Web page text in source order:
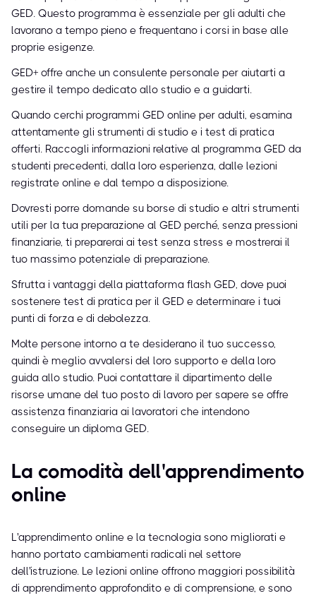
GED. Questo programma è essenziale per gli adulti che
lavorano a tempo pieno e frequentano i corsi in base alle
proprie esigenze.
GED+ offre anche un consulente personale per aiutarti a
gestire il tempo dedicato allo studio e a guidarti.
Quando cerchi programmi GED online per adulti, esamina
attentamente gli strumenti di studio e i test di pratica
offerti. Raccogli informazioni relative al programma GED da
studenti precedenti, dalla loro esperienza, dalle lezioni
registrate online e dal tempo a disposizione.
Dovresti porre domande su borse di studio e altri strumenti
utili per la tua preparazione al GED perché, senza pressioni
finanziarie, ti preparerai ai test senza stress e mostrerai il
tuo massimo potenziale di preparazione.
Sfrutta i vantaggi della piattaforma flash GED, dove puoi
sostenere test di pratica per il GED e determinare i tuoi
punti di forza e di debolezza.
Molte persone intorno a te desiderano il tuo successo,
quindi è meglio avvalersi del loro supporto e della loro
guida allo studio. Puoi contattare il dipartimento delle
risorse umane del tuo posto di lavoro per sapere se offre
assistenza finanziaria ai lavoratori che intendono
conseguire un diploma GED.
La comodità dell'apprendimento
online
L'apprendimento online e la tecnologia sono migliorati e
hanno portato cambiamenti radicali nel settore
dell'istruzione. Le lezioni online offrono maggiori possibilità
di apprendimento approfondito e di comprensione, e sono